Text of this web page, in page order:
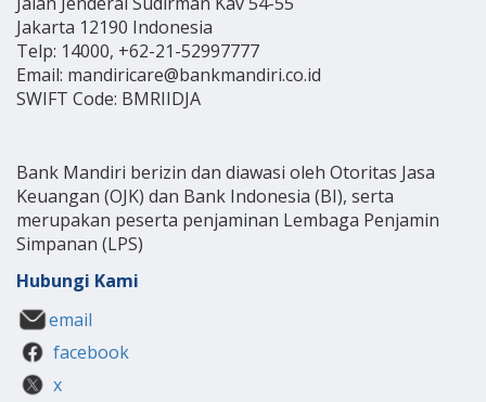
Jakarta 12190 Indonesia
Telp: 14000, +62-21-52997777
Email: mandiricare@bankmandiri.co.id
SWIFT Code: BMRIIDJA
Bank Mandiri berizin dan diawasi oleh Otoritas Jasa
Keuangan (OJK) dan Bank Indonesia (BI), serta
merupakan peserta penjaminan Lembaga Penjamin
Simpanan (LPS)
Hubungi Kami
email
facebook
x